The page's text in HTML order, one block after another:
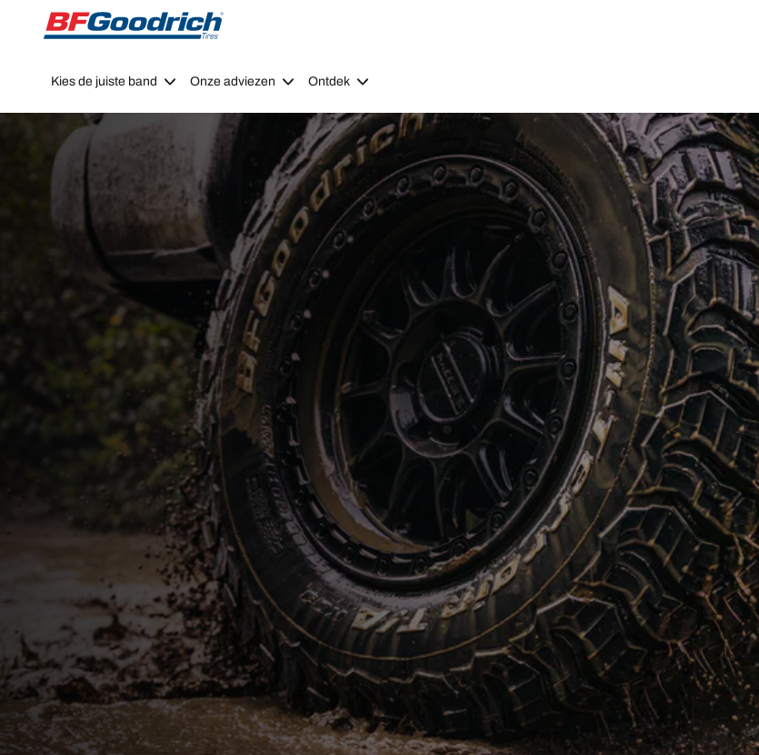
Go to page content
Go to page navigation
Kies de juiste band Onze adviezen Ontdek